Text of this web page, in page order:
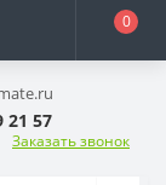
0
21 57
Заказать звонок